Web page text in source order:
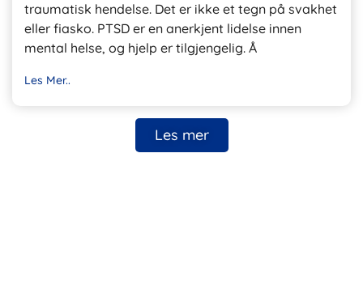
traumatisk hendelse. Det er ikke et tegn på svakhet
eller fiasko. PTSD er en anerkjent lidelse innen
mental helse, og hjelp er tilgjengelig. Å
Les Mer..
Les mer